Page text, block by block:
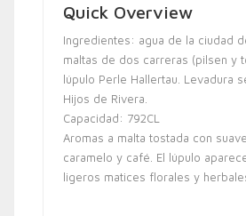
Quick Overview
Ingredientes: agua de la ciudad
maltas de dos carreras (pilsen y
lúpulo Perle Hallertau. Levadura
Hijos de Rivera.
Capacidad: 792CL
Aromas a malta tostada con
caramelo y café. El lúpulo
ligeros matices florales y